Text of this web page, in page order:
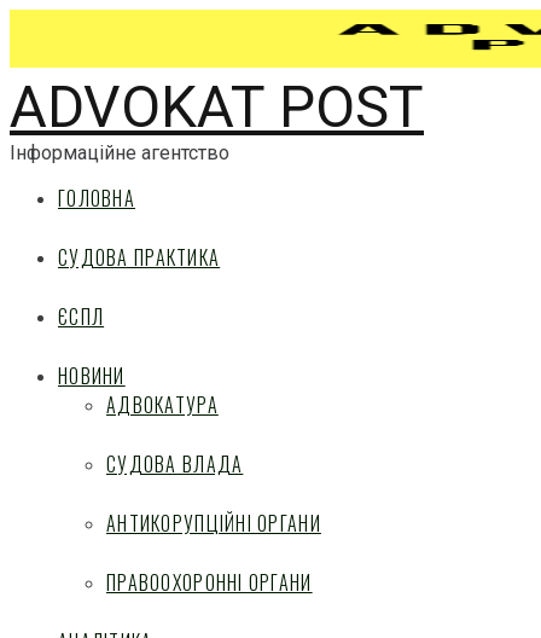
ADVOKAT POST
Інформаційне агентство
ГОЛОВНА
СУДОВА ПРАКТИКА
ЄСПЛ
НОВИНИ
АДВОКАТУРА
СУДОВА ВЛАДА
АНТИКОРУПЦІЙНІ ОРГАНИ
ПРАВООХОРОННІ ОРГАНИ